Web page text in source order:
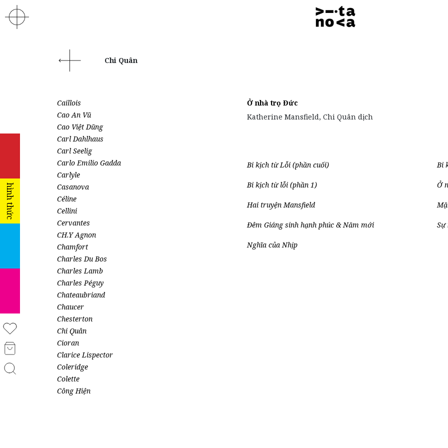
hình thức
Chi Quân
Caillois
Cao An Vũ
Cao Việt Dũng
Carl Dahlhaus
Carl Seelig
Carlo Emilio Gadda
Carlyle
Casanova
Céline
Cellini
Cervantes
CH.Y Agnon
Chamfort
Charles Du Bos
Charles Lamb
Charles Péguy
Chateaubriand
Chaucer
Chesterton
Chi Quân
Cioran
Clarice Lispector
Coleridge
Colette
Công Hiện
Ở nhà trọ Đức
Katherine Mansfield, Chi Quân dịch
Bi kịch từ Lỗi (phần cuối) Bi
Bi kịch từ lỗi (phần 1) Ở
Hai truyện Mansfield
Đêm Giáng sinh hạnh phúc & Năm mới Sự
Nghĩa của Nhịp